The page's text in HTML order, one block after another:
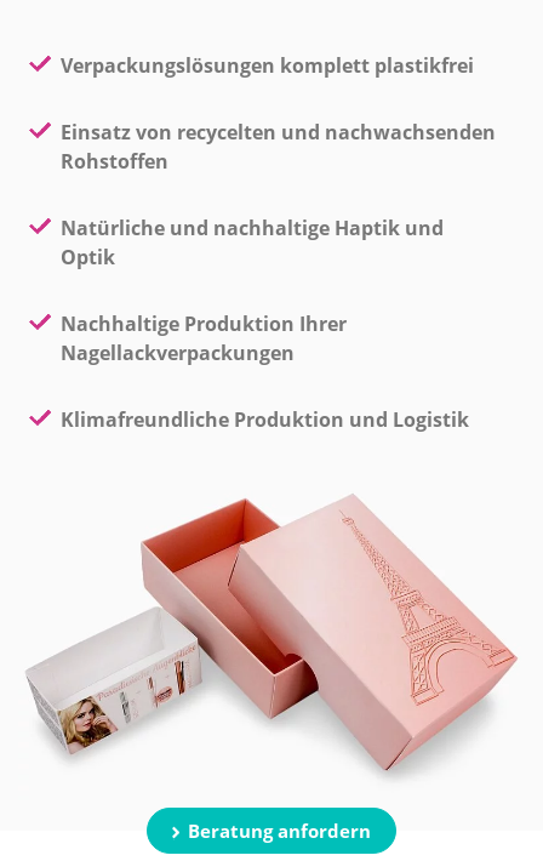
Verpackungslösungen komplett plastikfrei
Einsatz von recycelten und nachwachsenden
Rohstoffen
Natürliche und nachhaltige Haptik und
Optik
Nachhaltige Produktion Ihrer
Nagellackverpackungen
Klimafreundliche Produktion und Logistik
Beratung anfordern